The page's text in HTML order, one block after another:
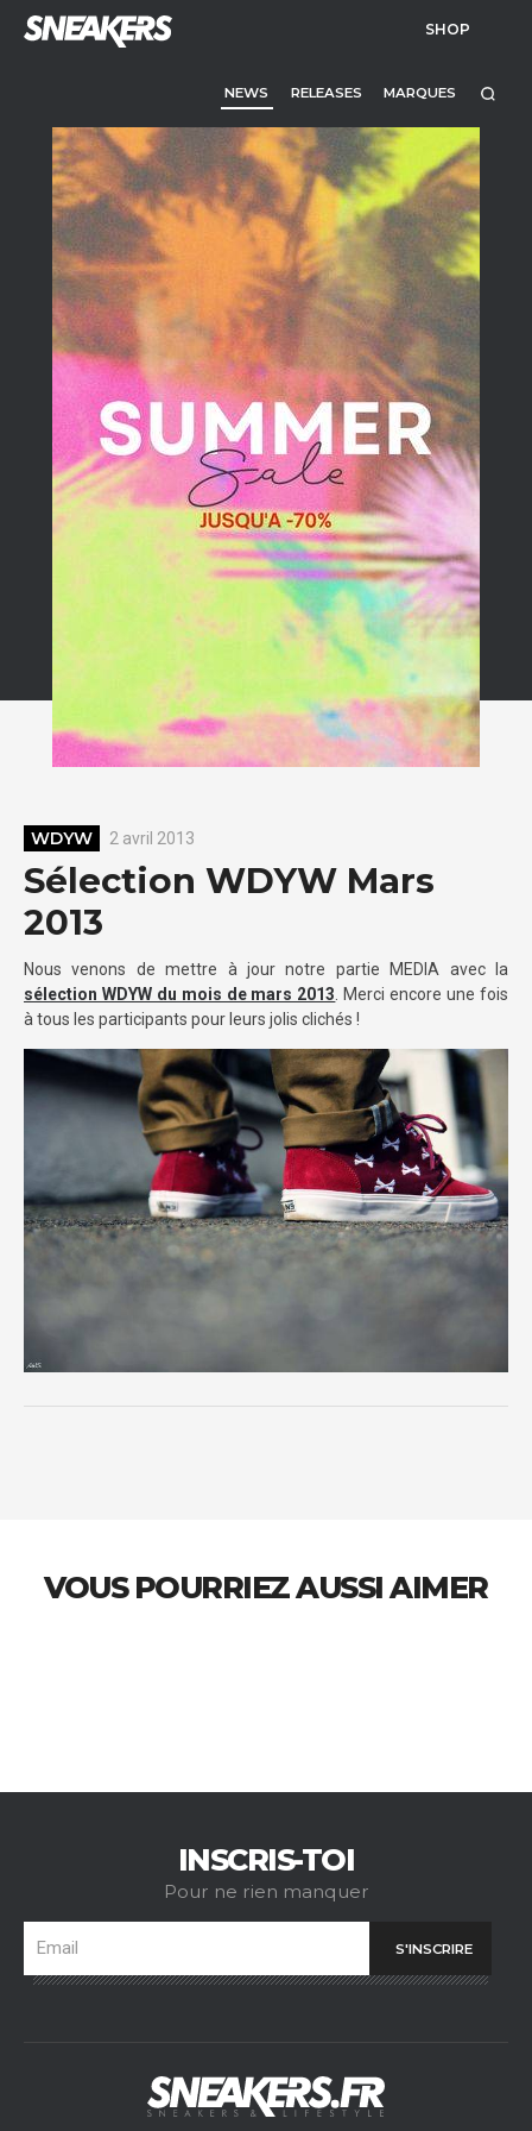
SHOP
NEWS RELEASES MARQUES
WDYW 2 avril 2013
Sélection WDYW Mars
2013
Nous venons de mettre à jour notre partie MEDIA avec la
sélection WDYW du mois de mars 2013 . Merci encore une fois
à tous les participants pour leurs jolis clichés !
VOUS POURRIEZ AUSSI AIMER
INSCRIS-TOI
Pour ne rien manquer